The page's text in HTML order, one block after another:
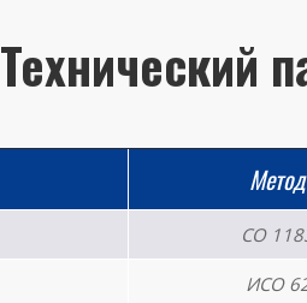
Технический
Метод
СО
ИСО